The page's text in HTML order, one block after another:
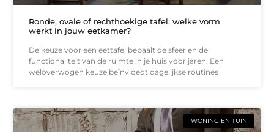
Ronde, ovale of rechthoekige tafel: welke vorm
werkt in jouw eetkamer?
De keuze voor een eettafel bepaalt de sfeer en de
functionaliteit van de ruimte in je huis voor jaren. Een
weloverwogen keuze beïnvloedt dagelijkse routines
WONING EN TUIN